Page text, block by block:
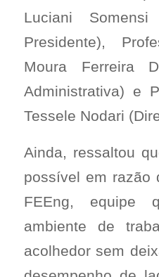
Luciani
Presidente),
Moura Ferreira
Administrativa) e
Tessele Nodari
Ainda, ressaltou
possível em razão
FEEng, equipe
ambiente de
acolhedor sem